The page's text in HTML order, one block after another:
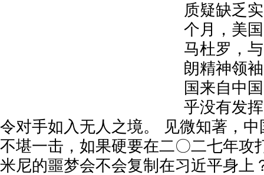
质疑缺乏
个月，美
马杜罗，
朗精神领
国来自中
乎没有发
令对手如入无人之境。 见微知著，
不堪一击，如果硬要在二〇二七年攻
米尼的噩梦会不会复制在习近平身上